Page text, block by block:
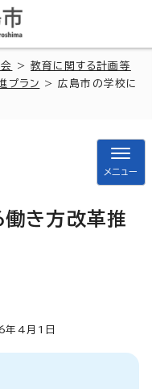
>教育に関する計画等
プラン
> 広島市の学校に
メニュー
き方改革推
年4月1日